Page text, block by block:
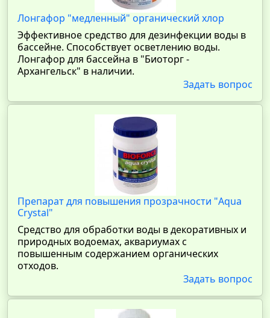
Лонгафор "медленный" органический хлор
Эффективное средство для дезинфекции воды в
бассейне. Способствует осветлению воды.
Лонгафор для бассейна в "Биоторг -
Архангельск" в наличии.
Задать вопрос
Препарат для повышения прозрачности "Aqua
Crystal"
Средство для обработки воды в декоративных и
природных водоемах, аквариумах с
повышенным содержанием органических
отходов.
Задать вопрос